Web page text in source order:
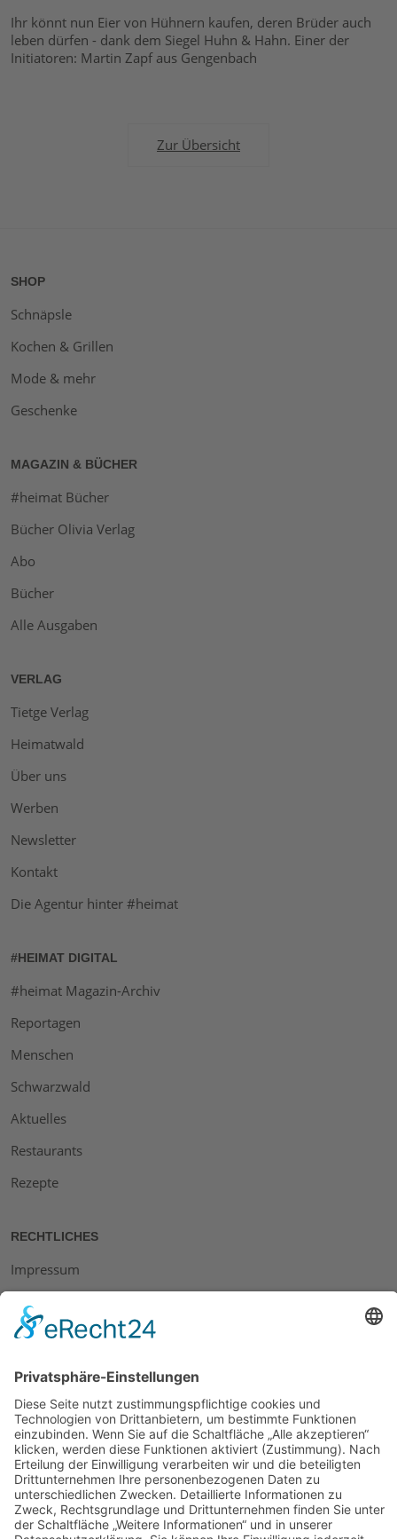
Ihr könnt nun Eier von Hühnern kaufen, deren Brüder auch
leben dürfen - dank dem Siegel Huhn & Hahn. Einer der
Initiatoren: Martin Zapf aus Gengenbach
Zur Übersicht
SHOP
Schnäpsle
Kochen & Grillen
Mode & mehr
Geschenke
MAGAZIN & BÜCHER
#heimat Bücher
Bücher Olivia Verlag
Abo
Bücher
Alle Ausgaben
VERLAG
Tietge Verlag
Heimatwald
Über uns
Werben
Newsletter
Kontakt
Die Agentur hinter #heimat
#HEIMAT DIGITAL
#heimat Magazin-Archiv
Reportagen
Menschen
Schwarzwald
Aktuelles
Restaurants
Rezepte
RECHTLICHES
Impressum
Datenschutz
AGB
Bankdaten